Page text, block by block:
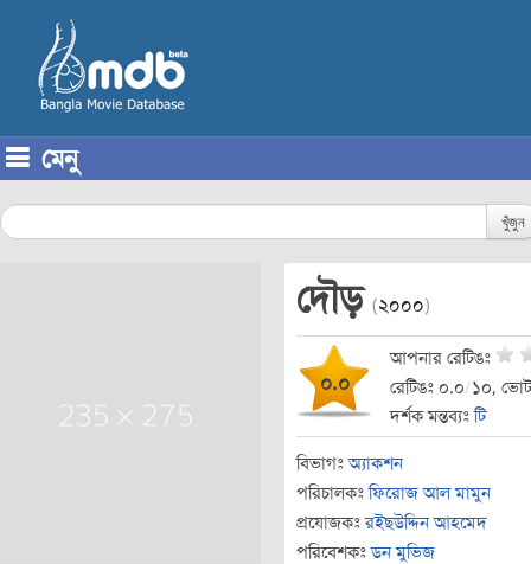
মেনু
খুঁজুন
দৌড় (২০০০)
০.০
আপনার রেটিঙঃ
রেটিঙঃ ০.০/১০,
দর্শক মন্তব্যঃটি
বিভাগঃ অ্যাকশন
পরিচালকঃ ফিরোজ আল মামুন
প্রযোজকঃ রইছউদ্দিন আহমেদ
পরিবেশকঃ ডন মুভিজ